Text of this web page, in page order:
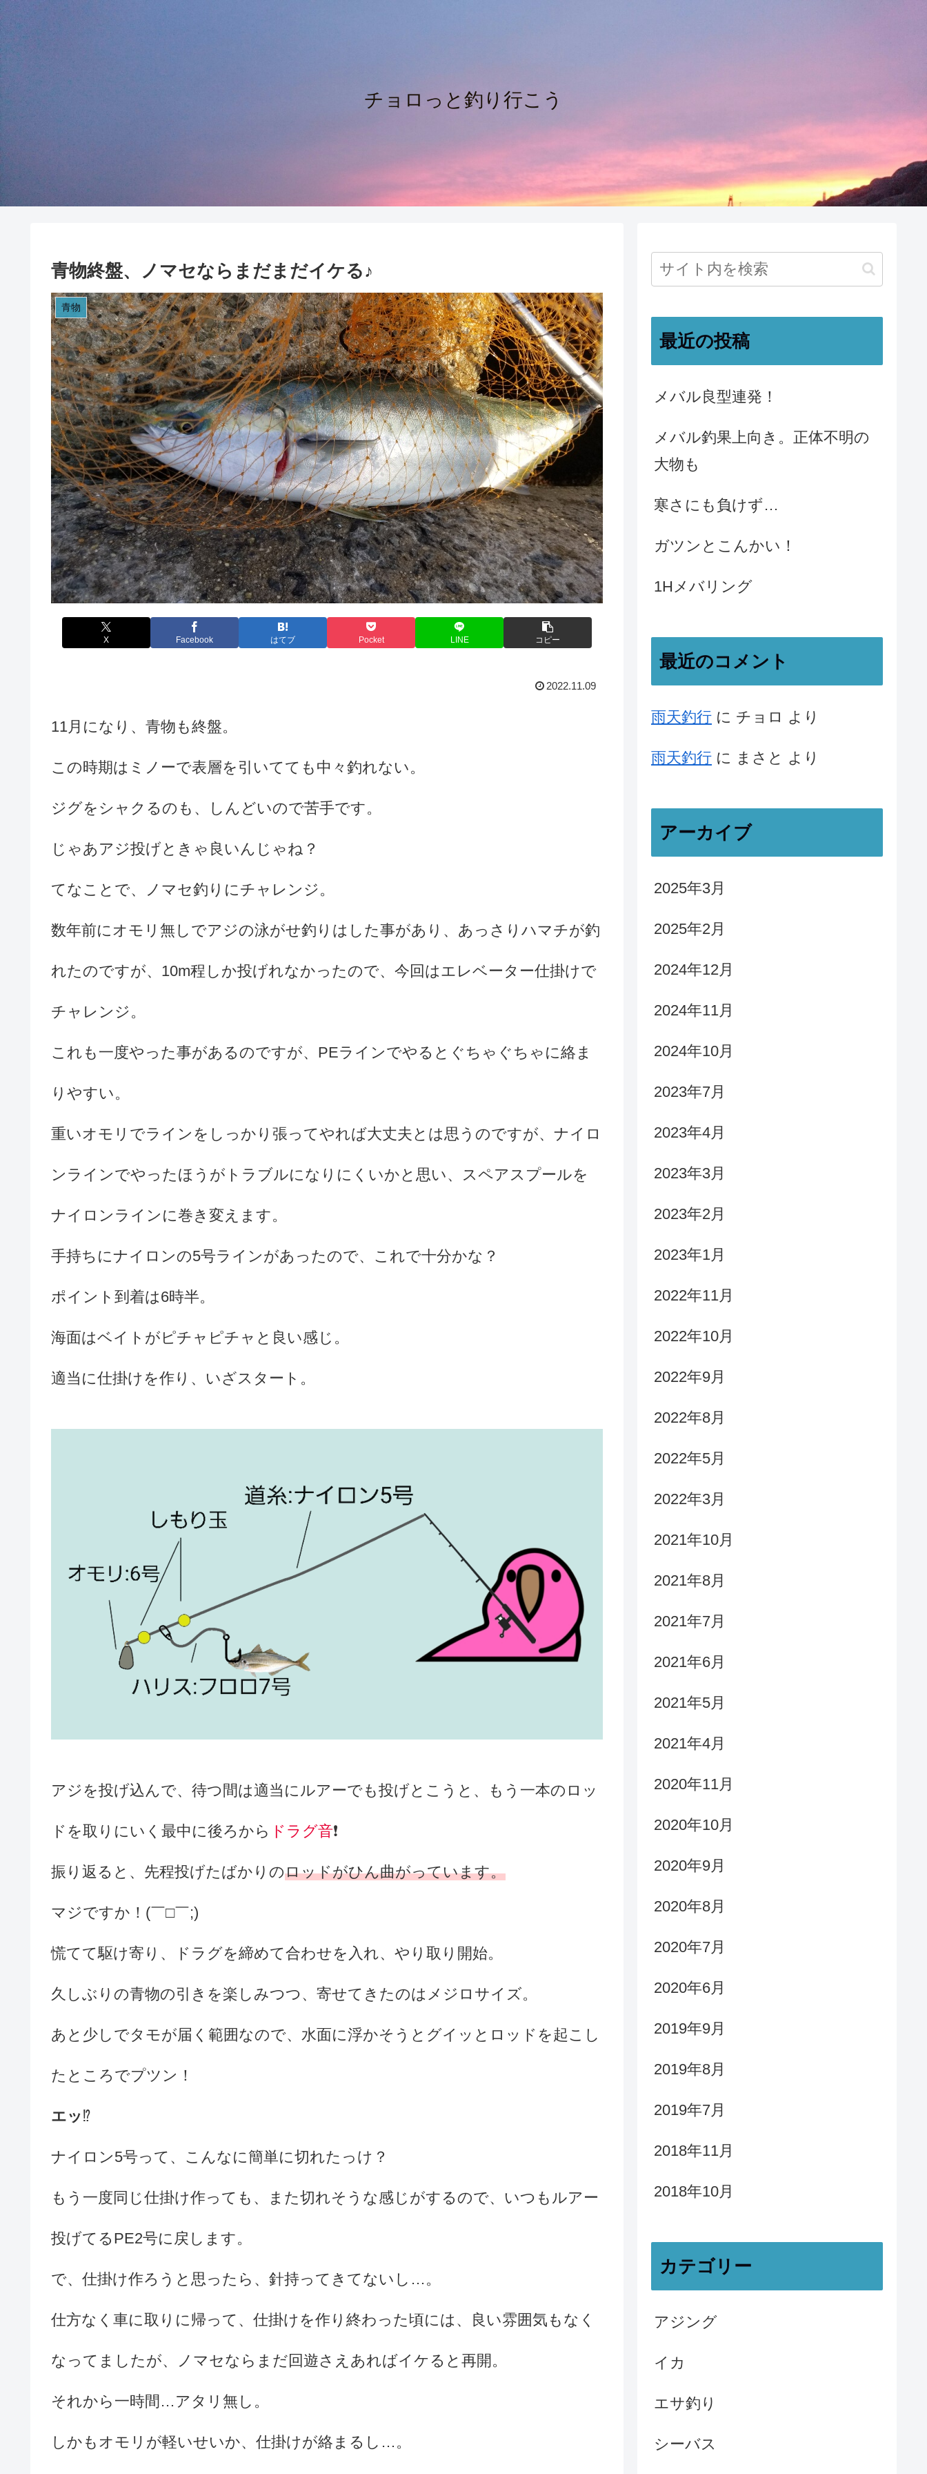
チョロっと釣り行こう
青物終盤、ノマセならまだまだイケる♪
青物
X Facebook はてブ Pocket LINE コピー
2022.11.09
11月になり、青物も終盤。
この時期はミノーで表層を引いてても中々釣れない。
ジグをシャクるのも、しんどいので苦手です。
じゃあアジ投げときゃ良いんじゃね？
てなことで、ノマセ釣りにチャレンジ。
数年前にオモリ無しでアジの泳がせ釣りはした事があり、あっさりハマチが釣
れたのですが、10m程しか投げれなかったので、今回はエレベーター仕掛けで
チャレンジ。
これも一度やった事があるのですが、PEラインでやるとぐちゃぐちゃに絡ま
りやすい。
重いオモリでラインをしっかり張ってやれば大丈夫とは思うのですが、ナイロ
ンラインでやったほうがトラブルになりにくいかと思い、スペアスプールを
ナイロンラインに巻き変えます。
手持ちにナイロンの5号ラインがあったので、これで十分かな？
ポイント到着は6時半。
海面はベイトがピチャピチャと良い感じ。
適当に仕掛けを作り、いざスタート。
アジを投げ込んで、待つ間は適当にルアーでも投げとこうと、もう一本のロッ
ドを取りにいく最中に後ろから ドラグ音❗
振り返ると、先程投げたばかりのロッドがひん曲がっています。
マジですか！(￣□￣;)
慌てて駆け寄り、ドラグを締めて合わせを入れ、やり取り開始。
久しぶりの青物の引きを楽しみつつ、寄せてきたのはメジロサイズ。
あと少しでタモが届く範囲なので、水面に浮かそうとグイッとロッドを起こし
たところでプツン！
エッ⁉️
ナイロン5号って、こんなに簡単に切れたっけ？
もう一度同じ仕掛け作っても、また切れそうな感じがするので、いつもルアー
投げてるPE2号に戻します。
で、仕掛け作ろうと思ったら、針持ってきてないし…。
仕方なく車に取りに帰って、仕掛けを作り終わった頃には、良い雰囲気もなく
なってましたが、ノマセならまだ回遊さえあればイケると再開。
それから一時間…アタリ無し。
しかもオモリが軽いせいか、仕掛けが絡まるし…。
最近の投稿
メバル良型連発！
メバル釣果上向き。正体不明の
大物も
寒さにも負けず…
ガツンとこんかい！
1Hメバリング
最近のコメント
雨天釣行 に チョロ より
雨天釣行 に まさと より
アーカイブ
2025年3月
2025年2月
2024年12月
2024年11月
2024年10月
2023年7月
2023年4月
2023年3月
2023年2月
2023年1月
2022年11月
2022年10月
2022年9月
2022年8月
2022年5月
2022年3月
2021年10月
2021年8月
2021年7月
2021年6月
2021年5月
2021年4月
2020年11月
2020年10月
2020年9月
2020年8月
2020年7月
2020年6月
2019年9月
2019年8月
2019年7月
2018年11月
2018年10月
カテゴリー
アジング
イカ
エサ釣り
シーバス